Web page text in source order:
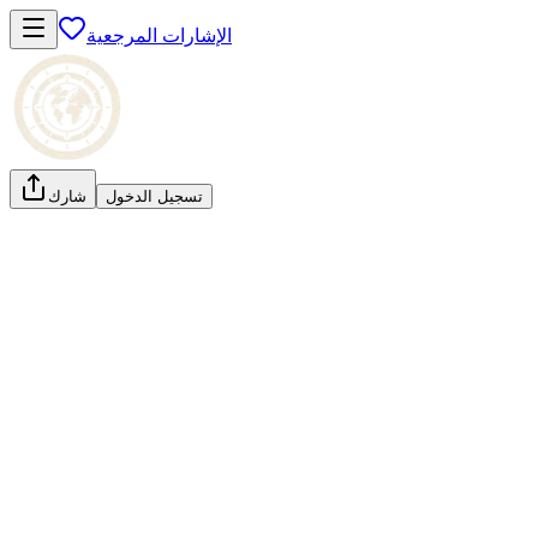
الإشارات المرجعية
شارك تسجيل الدخول